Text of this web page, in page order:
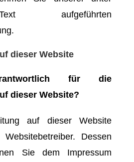
aufgeführten
dieser Website
für die
dieser Website?
auf dieser Website
Dessen
Sie dem Impressum